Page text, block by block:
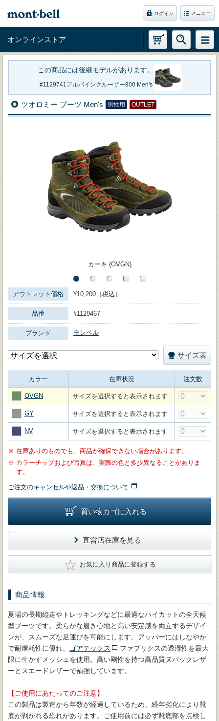
ログイン メニュー
オンラインストア
この商品には後継モデルがあります。
1129741アルパインクルーザー800 Men's
ツオロミー ブーツ Men's 男性用 OUTLET
カーキ (OVGN)
アウトレット価格 ¥10,200（税込）
品番 #1129467
ブランド モンベル
サイズ表
カラー 在庫状況 注文数
OVGN サイズを選択すると表示されます
GY サイズを選択すると表示されます
NV サイズを選択すると表示されます
※ 在庫ありのものでも、商品が確保できない場合があります。
※ カラーチップおよび写真は、実際の色と多少異なることがありま
す。
ご注文のキャンセルや返品・交換について
買い物カゴに入れる
直営店在庫を見る
★ お気に入り商品に登録する
商品情報
夏場の長期縦走やトレッキングなどに最適なハイカットの全天候
型ブーツです。柔らかな履き心地と高い安定感を両立するデザイ
ンが、スムーズな足運びを可能にします。アッパーにはしなやか
で耐摩耗性に優れ、
ゴアテックス
ファブリクスの透湿性を最大
限に生かすメッシュを使用。高い剛性を持つ高品質ヌバックレザ
ーとスエードレザーで補強しています。
【ご使用にあたってのご注意】
この製品は製造から年数が経過しているため、経年劣化により靴
底が剥がれる恐れがあります。ご使用前には必ず靴底部を点検し